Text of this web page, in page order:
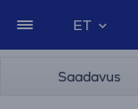
ET
Saadavus